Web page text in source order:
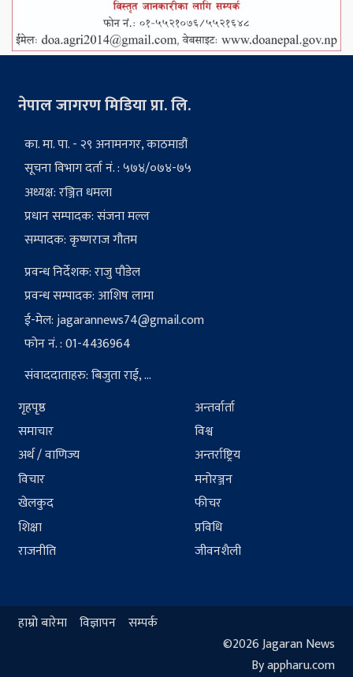
नेपाल जागरण मिडिया प्रा. लि.
का. मा. पा. - २९ अनामनगर, काठमाडौं
सूचना विभाग दर्ता नं. : ५७४/०७४-७५
अध्यक्ष: रञ्जित धमला
प्रधान सम्पादक: संजना मल्ल
सम्पादक: कृष्णराज गौतम
प्रवन्ध निर्देशक: राजु पौडेल
प्रवन्ध सम्पादक: आशिष लामा
ई-मेल:jagarannews74@gmail.com
फोन नं. : 01-4436964
संवाददाताहरु: बिजुता राई, ...
गृहपृष्ठ
समाचार
अर्थ / वाणिज्य
विचार
खेलकुद
शिक्षा
राजनीति
अन्तर्वार्ता
विश्व
अन्तर्राष्ट्रिय
मनोरञ्जन
फीचर
प्रविधि
जीवनशैली
हाम्रो बारेमा विज्ञापन सम्पर्क
©2026 Jagaran News
By appharu.com